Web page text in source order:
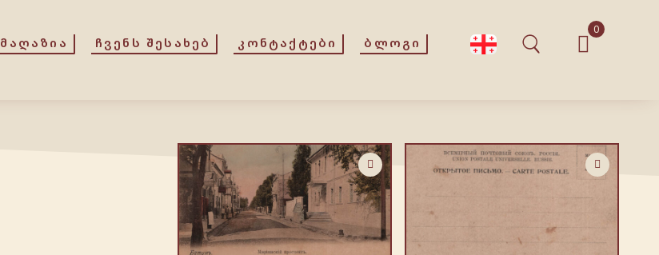
ᲛᲐᲦᲐᲖᲘᲐ ᲩᲕᲔᲜᲡ ᲨᲔᲡᲐᲮᲔᲑ ᲙᲝᲜᲢᲐᲥᲢᲔᲑᲘ ᲑᲚᲝᲒᲘ
0